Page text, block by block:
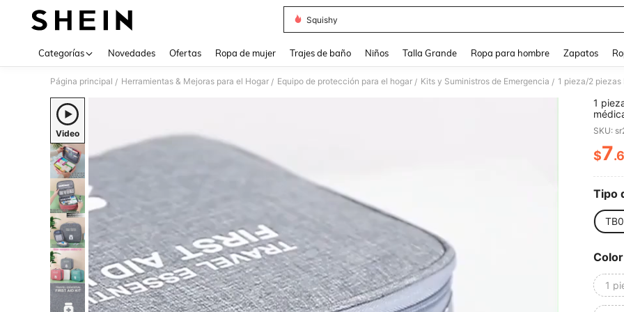
Squishy
Categorías Novedades Ofertas Ropa de mujer Trajes de baño Niños Talla Grande Ropa para hombre Zapatos
Página principal / Herramientas & Mejoras para el Hogar / Equipo de protección para el hogar / Kits y Suministros de Emergencia /
Video
1
para
regalo
Día
Año
SKU:
$7
Tipo
Color
1